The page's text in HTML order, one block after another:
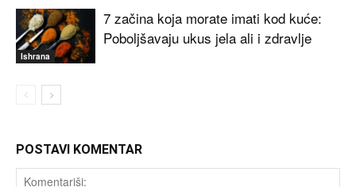
Ishrana
7 začina koja morate imati kod kuće:
Poboljšavaju ukus jela ali i zdravlje
POSTAVI KOMENTAR